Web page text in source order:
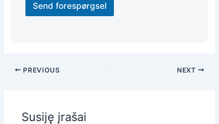
Send forespørgsel
PREVIOUS NEXT
Susiję įrašai